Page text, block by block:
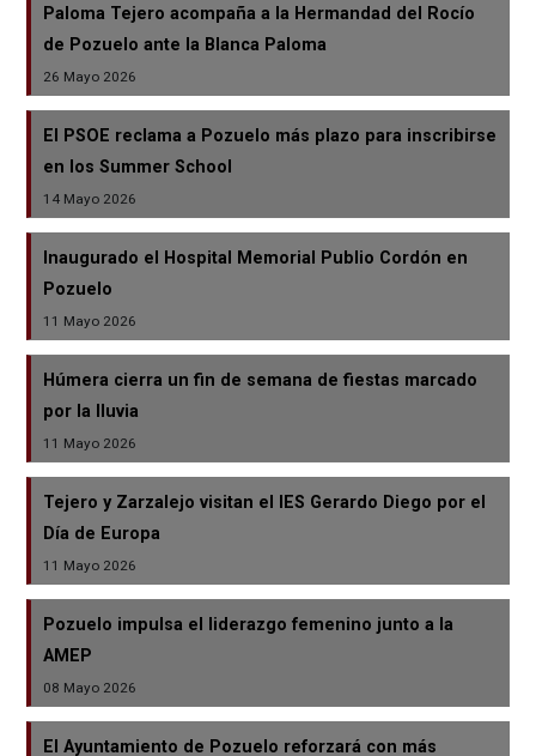
Paloma Tejero acompaña a la Hermandad del Rocío
de Pozuelo ante la Blanca Paloma
26 Mayo 2026
El PSOE reclama a Pozuelo más plazo para inscribirse
en los Summer School
14 Mayo 2026
Inaugurado el Hospital Memorial Publio Cordón en
Pozuelo
11 Mayo 2026
Húmera cierra un fin de semana de fiestas marcado
por la lluvia
11 Mayo 2026
Tejero y Zarzalejo visitan el IES Gerardo Diego por el
Día de Europa
11 Mayo 2026
Pozuelo impulsa el liderazgo femenino junto a la
AMEP
08 Mayo 2026
El Ayuntamiento de Pozuelo reforzará con más